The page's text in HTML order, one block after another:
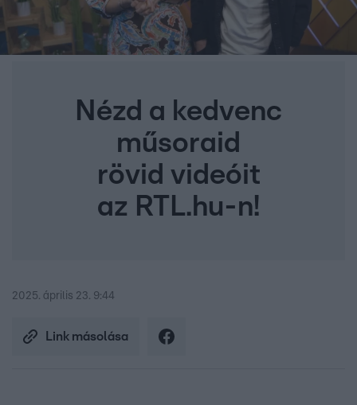
Nézd a kedvenc
műsoraid
rövid videóit
az RTL.hu-n!
2025. április 23. 9:44
Link másolása